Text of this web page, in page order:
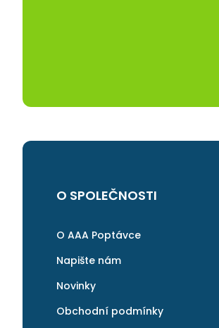
O SPOLEČNOSTI
O AAA Poptávce
Napište nám
Novinky
Obchodní podmínky